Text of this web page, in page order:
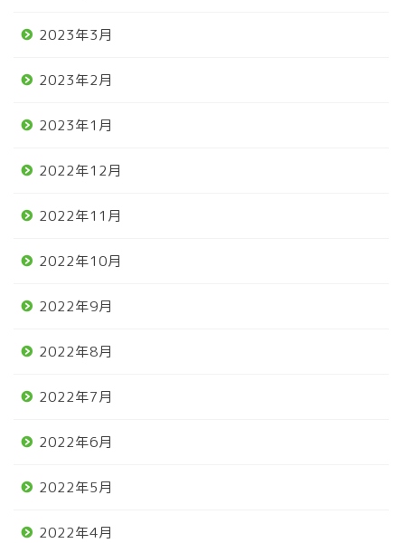
2023年3月
2023年2月
2023年1月
2022年12月
2022年11月
2022年10月
2022年9月
2022年8月
2022年7月
2022年6月
2022年5月
2022年4月